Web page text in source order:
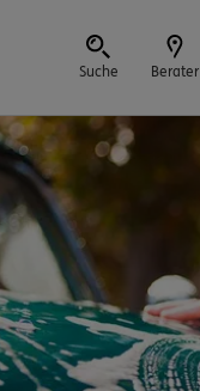
Suche Berater